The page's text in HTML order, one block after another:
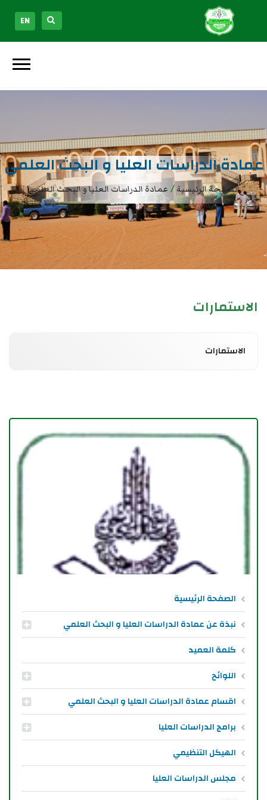
EN
عمادة الدراسات العليا و البحث العلمي
الصفحة الرئيسية/ عمادة الدراسات العليا و البحث العلمي
الصفحة الرئيسية
نبذة عن عمادة الدراسات العليا و البحث العلمي
كلمة العميد
اللوائح
اقسام عمادة الدراسات العليا و البحث العلمي
برامج الدراسات العليا
الهيكل التنظيمي
مجلس الدراسات العليا
الاستمارات
الاستمارات